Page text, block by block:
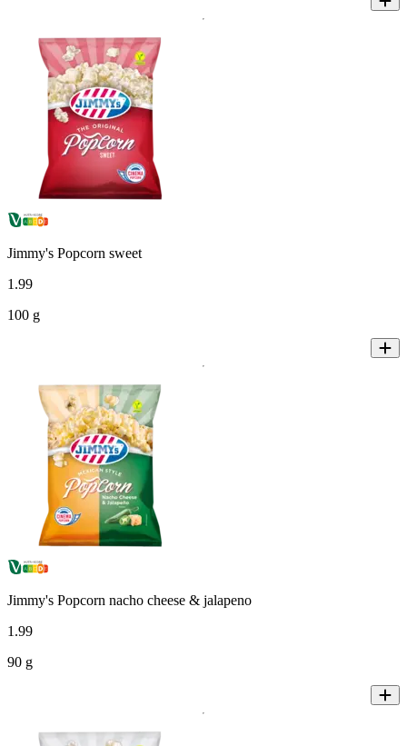
Jimmy's Popcorn sweet
1.99
100 g
Jimmy's Popcorn nacho cheese & jalapeno
1.99
90 g